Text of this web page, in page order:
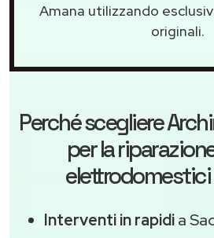
Amana utilizzando
originali.
Perché scegliere
per la
elettrodomestici
Interventi in rapidia